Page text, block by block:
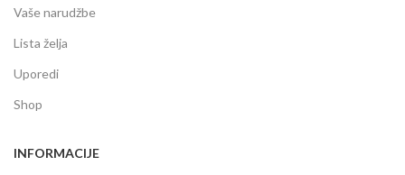
Vaše narudžbe
Lista želja
Uporedi
Shop
INFORMACIJE